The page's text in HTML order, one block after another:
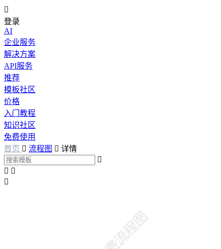

登录
AI
企业服务
解决方案
API服务
推荐
模板社区
价格
入门教程
知识社区
免费使用
首页  流程图  详情

 
